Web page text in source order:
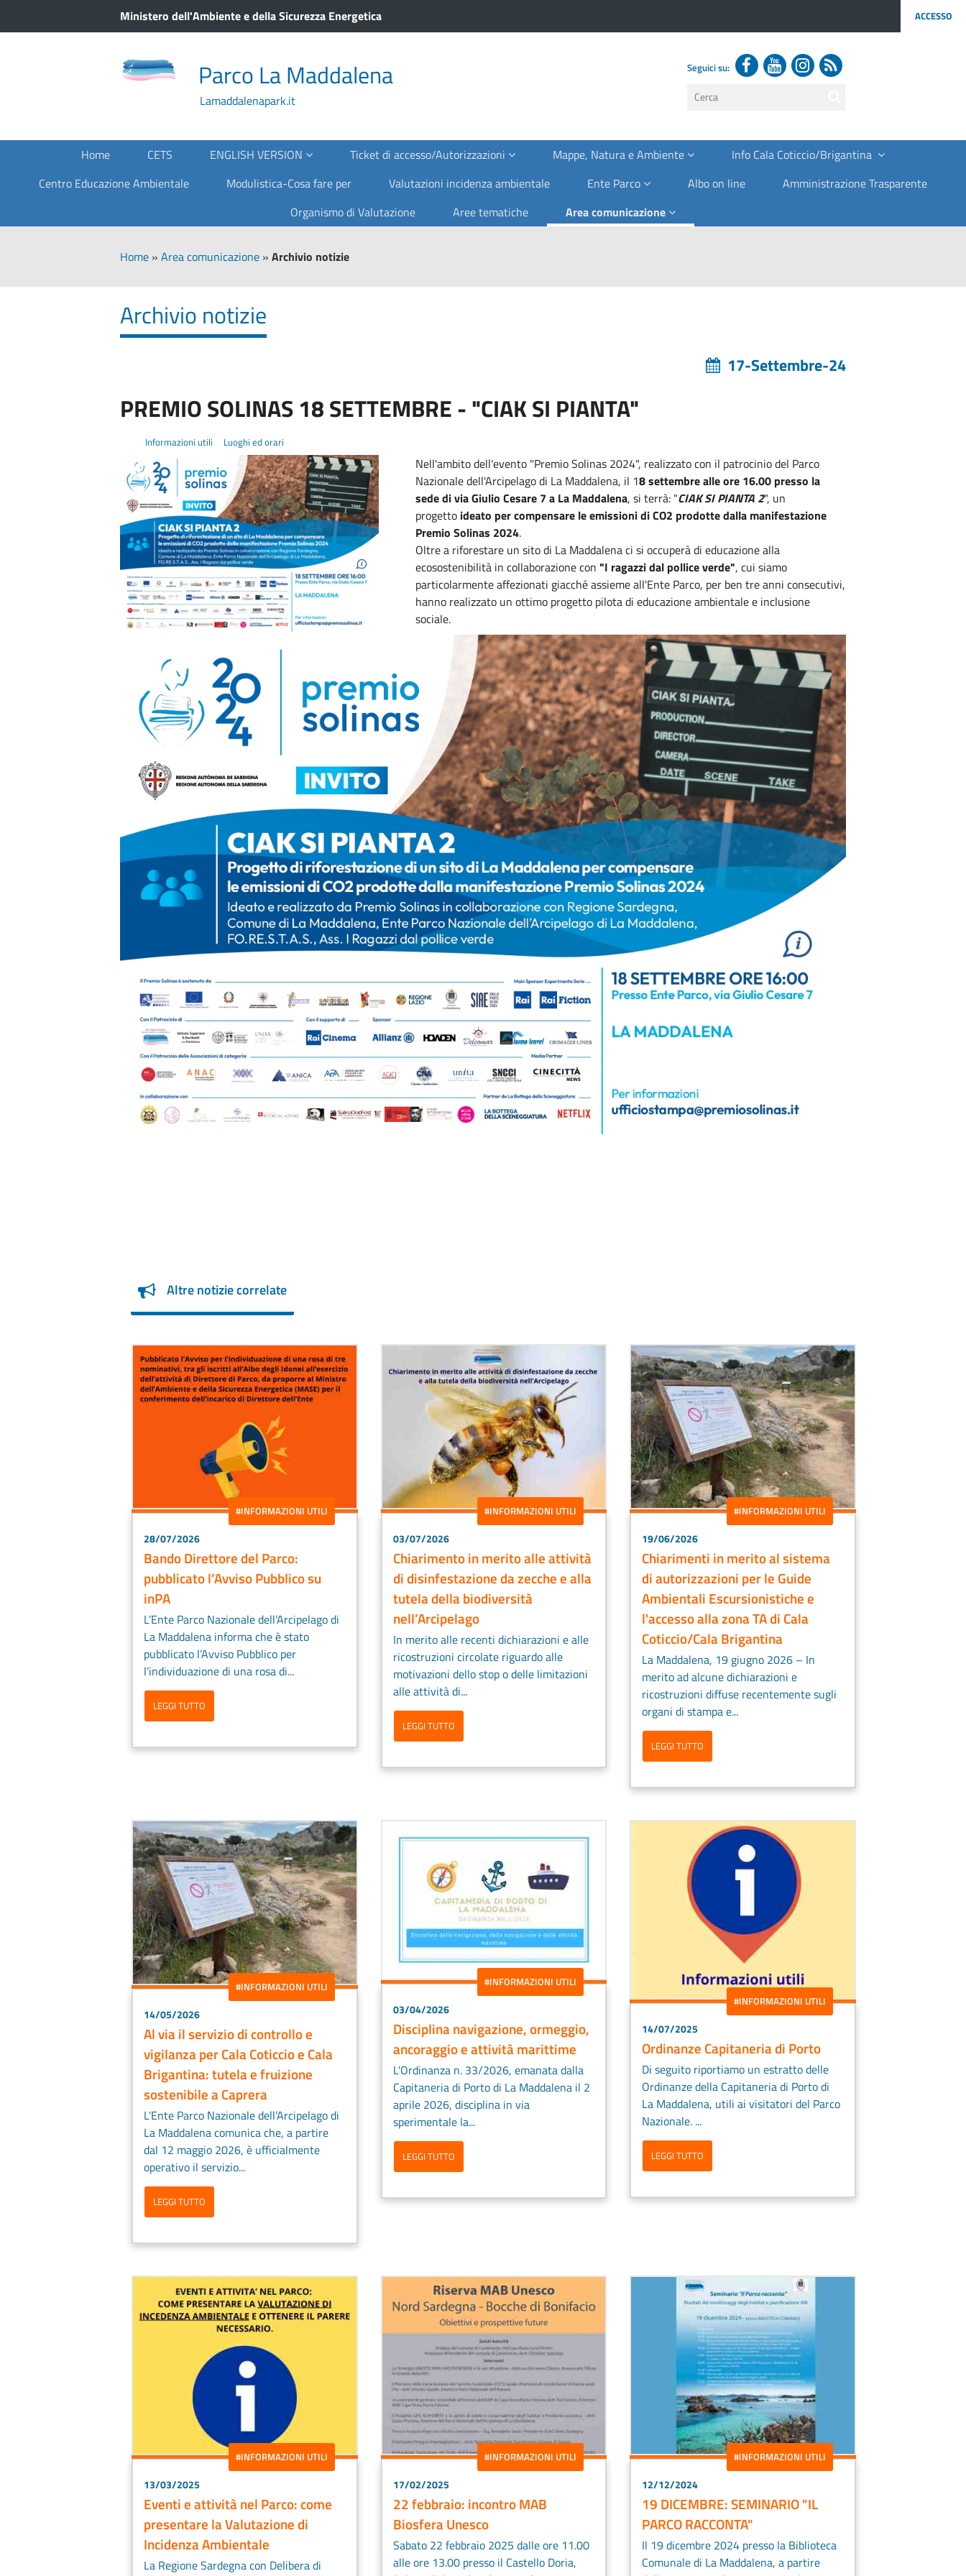
Ministero dell'Ambiente e della Sicurezza Energetica ACCESSO
Parco La Maddalena
Lamaddalenapark.it
Seguici su:
testo
Home
CETS ENGLISH VERSION Ticket di accesso/Autorizzazioni Mappe, Natura e Ambiente
Info Cala Coticcio/Brigantina
Centro Educazione Ambientale
Modulistica-Cosa fare per Valutazioni incidenza ambientale Ente Parco Albo on line
Amministrazione Trasparente
Organismo di Valutazione
Aree tematiche Area comunicazione
Home » Area comunicazione » Archivio notizie
Archivio notizie
17-Settembre-24
PREMIO SOLINAS 18 SETTEMBRE - "CIAK SI PIANTA"
Informazioni utili Luoghi ed orari
Nell'ambito dell'evento "Premio Solinas 2024", realizzato con il patrocinio del Parco
Nazionale dell'Arcipelago di La Maddalena, il 18 settembre alle ore 16.00 presso la
sede di via Giulio Cesare 7 a La Maddalena, si terrà: "CIAK SI PIANTA 2", un
progettoideato per compensare le emissioni di CO2 prodotte dalla manifestazione
Premio Solinas 2024.
Oltre a riforestare un sito di La Maddalena ci si occuperà di educazione alla
ecosostenibilità in collaborazione con "I ragazzi dal pollice verde", cui siamo
particolarmente affezionati giacché assieme all'Ente Parco, per ben tre anni consecutivi,
hanno realizzato un ottimo progetto pilota di educazione ambientale e inclusione
sociale.
Altre notizie correlate
#INFORMAZIONI UTILI
28/07/2026
Bando Direttore del Parco:
pubblicato l’Avviso Pubblico su
inPA
L’Ente Parco Nazionale dell’Arcipelago di
La Maddalena informa che è stato
pubblicato l’Avviso Pubblico per
l’individuazione di una rosa di...
LEGGI TUTTO
#INFORMAZIONI UTILI
03/07/2026
Chiarimento in merito alle attività
di disinfestazione da zecche e alla
tutela della biodiversità
nell’Arcipelago
In merito alle recenti dichiarazioni e alle
ricostruzioni circolate riguardo alle
motivazioni dello stop o delle limitazioni
alle attività di...
LEGGI TUTTO
#INFORMAZIONI UTILI
19/06/2026
Chiarimenti in merito al sistema
di autorizzazioni per le Guide
Ambientali Escursionistiche e
l'accesso alla zona TA di Cala
Coticcio/Cala Brigantina
La Maddalena, 19 giugno 2026 – In
merito ad alcune dichiarazioni e
ricostruzioni diffuse recentemente sugli
organi di stampa e...
LEGGI TUTTO
#INFORMAZIONI UTILI
14/05/2026
Al via il servizio di controllo e
vigilanza per Cala Coticcio e Cala
Brigantina: tutela e fruizione
sostenibile a Caprera
L’Ente Parco Nazionale dell’Arcipelago di
La Maddalena comunica che, a partire
dal 12 maggio 2026, è ufficialmente
operativo il servizio...
LEGGI TUTTO
#INFORMAZIONI UTILI
03/04/2026
Disciplina navigazione, ormeggio,
ancoraggio e attività marittime
L'Ordinanza n. 33/2026, emanata dalla
Capitaneria di Porto di La Maddalena il 2
aprile 2026, disciplina in via
sperimentale la...
LEGGI TUTTO
#INFORMAZIONI UTILI
14/07/2025
Ordinanze Capitaneria di Porto
Di seguito riportiamo un estratto delle
Ordinanze della Capitaneria di Porto di
La Maddalena, utili ai visitatori del Parco
Nazionale. ...
LEGGI TUTTO
#INFORMAZIONI UTILI
13/03/2025
Eventi e attività nel Parco: come
presentare la Valutazione di
Incidenza Ambientale
La Regione Sardegna con Delibera di
#INFORMAZIONI UTILI
17/02/2025
22 febbraio: incontro MAB
Biosfera Unesco
Sabato 22 febbraio 2025 dalle ore 11.00
alle ore 13.00 presso il Castello Doria,
#INFORMAZIONI UTILI
12/12/2024
19 DICEMBRE: SEMINARIO "IL
PARCO RACCONTA"
Il 19 dicembre 2024 presso la Biblioteca
Comunale di La Maddalena, a partire